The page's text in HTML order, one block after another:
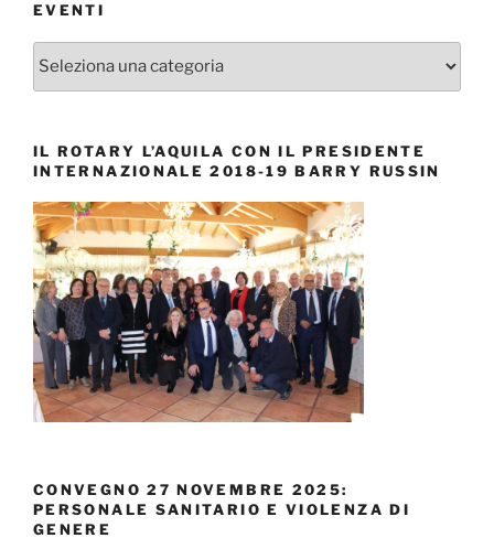
EVENTI
IL ROTARY L’AQUILA CON IL PRESIDENTE
INTERNAZIONALE 2018-19 BARRY RUSSIN
CONVEGNO 27 NOVEMBRE 2025:
PERSONALE SANITARIO E VIOLENZA DI
GENERE